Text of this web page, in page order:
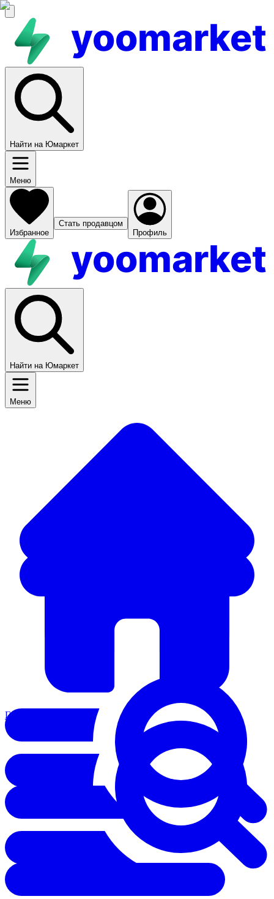
yoomarket
Найти на Юмаркет
Меню
Избранное
Стать продавцом
Профиль
yoomarket
Найти на Юмаркет
Меню
Главная